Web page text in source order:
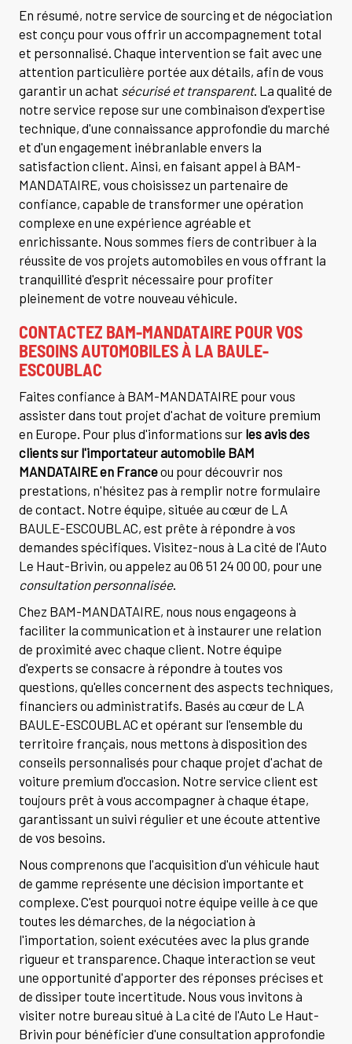
En résumé, notre service de sourcing et de négociation
est conçu pour vous offrir un accompagnement total
et personnalisé. Chaque intervention se fait avec une
attention particulière portée aux détails, afin de vous
garantir un achat sécurisé et transparent. La qualité de
notre service repose sur une combinaison d'expertise
technique, d'une connaissance approfondie du marché
et d'un engagement inébranlable envers la
satisfaction client. Ainsi, en faisant appel à BAM-
MANDATAIRE, vous choisissez un partenaire de
confiance, capable de transformer une opération
complexe en une expérience agréable et
enrichissante. Nous sommes fiers de contribuer à la
réussite de vos projets automobiles en vous offrant la
tranquillité d'esprit nécessaire pour profiter
pleinement de votre nouveau véhicule.
CONTACTEZ BAM-MANDATAIRE POUR VOS
BESOINS AUTOMOBILES À LA BAULE-
ESCOUBLAC
Faites confiance à BAM-MANDATAIRE pour vous
assister dans tout projet d'achat de voiture premium
en Europe. Pour plus d'informations sur les avis des
clients sur l'importateur automobile BAM
MANDATAIRE en Franceou pour découvrir nos
prestations, n'hésitez pas à remplir notre formulaire
de contact. Notre équipe, située au cœur de LA
BAULE-ESCOUBLAC, est prête à répondre à vos
demandes spécifiques. Visitez-nous à La cité de l'Auto
Le Haut-Brivin, ou appelez au 06 51 24 00 00, pour une
consultation personnalisée.
Chez BAM-MANDATAIRE, nous nous engageons à
faciliter la communication et à instaurer une relation
de proximité avec chaque client. Notre équipe
d'experts se consacre à répondre à toutes vos
questions, qu'elles concernent des aspects techniques,
financiers ou administratifs. Basés au cœur de LA
BAULE-ESCOUBLAC et opérant sur l'ensemble du
territoire français, nous mettons à disposition des
conseils personnalisés pour chaque projet d'achat de
voiture premium d'occasion. Notre service client est
toujours prêt à vous accompagner à chaque étape,
garantissant un suivi régulier et une écoute attentive
de vos besoins.
Nous comprenons que l'acquisition d'un véhicule haut
de gamme représente une décision importante et
complexe. C'est pourquoi notre équipe veille à ce que
toutes les démarches, de la négociation à
l'importation, soient exécutées avec la plus grande
rigueur et transparence. Chaque interaction se veut
une opportunité d'apporter des réponses précises et
de dissiper toute incertitude. Nous vous invitons à
visiter notre bureau situé à La cité de l'Auto Le Haut-
Brivin pour bénéficier d'une consultation approfondie